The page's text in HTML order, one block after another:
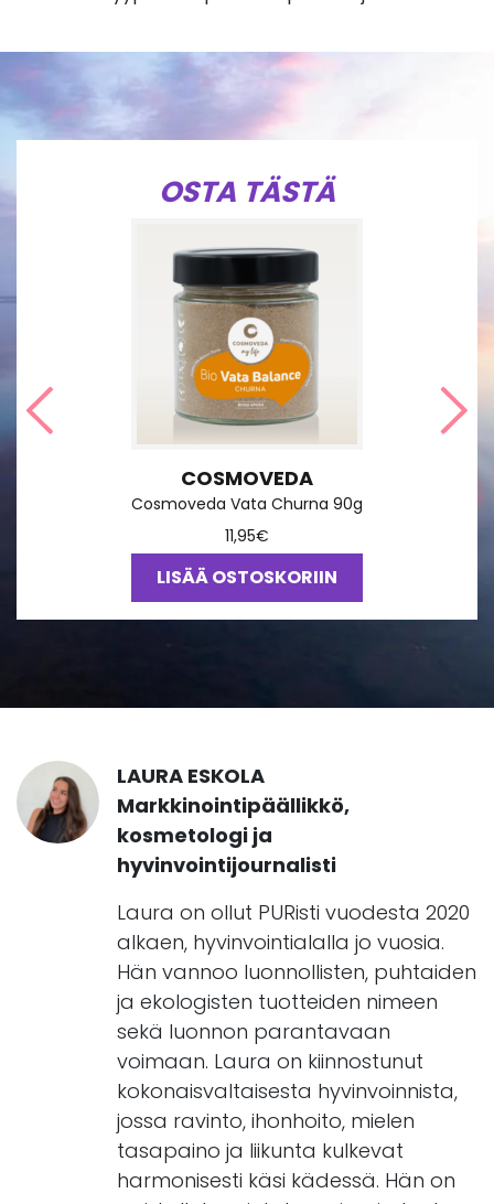
OSTA TÄSTÄ
COSMOVEDA
Cosmoveda Vata Churna 90g
11,95€
LISÄÄ OSTOSKORIIN
Edellinen
LAURA ESKOLA
Markkinointipäällikkö,
kosmetologi ja
hyvinvointijournalisti
Laura on ollut PURisti vuodesta 2020
alkaen, hyvinvointialalla jo vuosia.
Hän vannoo luonnollisten, puhtaiden
ja ekologisten tuotteiden nimeen
sekä luonnon parantavaan
voimaan. Laura on kiinnostunut
kokonaisvaltaisesta hyvinvoinnista,
jossa ravinto, ihonhoito, mielen
tasapaino ja liikunta kulkevat
harmonisesti käsi kädessä. Hän on